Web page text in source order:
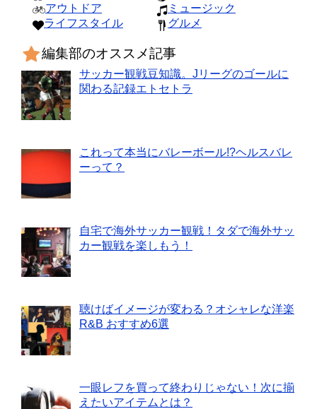
アウトドア
ライフスタイル
ミュージック
グルメ
編集部のオススメ記事
サッカー観戦豆知識。Jリーグのゴールに
関わる記録エトセトラ
これって本当にバレーボール!?ヘルスバレ
ーって？
自宅で海外サッカー観戦！タダで海外サッ
カー観戦を楽しもう！
聴けばイメージが変わる？オシャレな洋楽
R&B おすすめ6選
一眼レフを買って終わりじゃない！次に揃
えたいアイテムとは？